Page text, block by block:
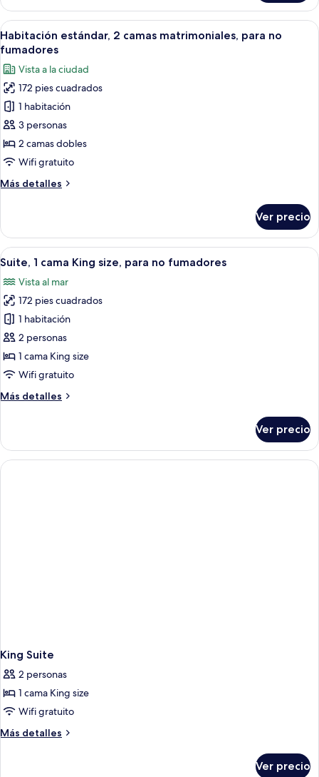
2
camas
matrimoniales,
para
fumadores
Abrir
todas
las
fotos
de
Habitación
estándar,
2
camas
para
Habitación de hotel con dos camas,
6
Habitación estándar, 2 camas matrimoniales, para no
fumadores
Vista a la ciudad
172 pies cuadrados
1 habitación
3 personas
2 camas dobles
Wifi gratuito
Más detalles
Más
estándar,
camas
para
no
fumadores
Ver precio
Abrir
todas
las
fotos
de
Suite,
1
cama
size,
fumadores
Una habitación de hotel con cama,
7
Suite, 1 cama King size, para no fumadores
Vista al mar
172 pies cuadrados
1 habitación
2 personas
1 cama King size
Wifi gratuito
Más detalles
Más
1
cama
King
Ver precio
King Suite
2 personas
1 cama King size
Wifi gratuito
Más detalles
Más
Ver precio